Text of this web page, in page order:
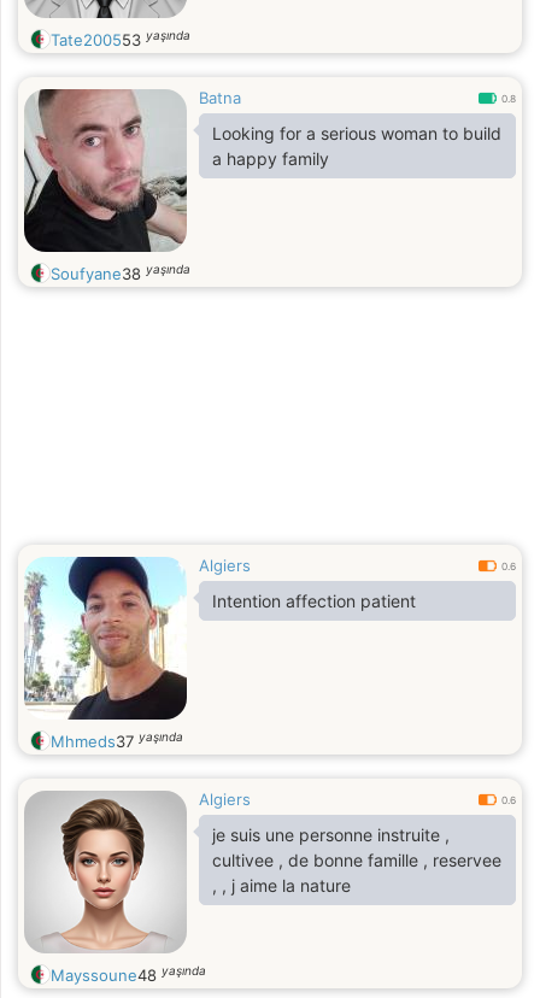
Tate200553 yaşında
Batna 0.8
Looking for a serious woman to build
a happy family
Soufyane38 yaşında
Algiers 0.6
Intention affection patient
Mhmeds37 yaşında
Algiers 0.6
je suis une personne instruite ,
cultivee , de bonne famille , reservee
, , j aime la nature
Mayssoune48 yaşında